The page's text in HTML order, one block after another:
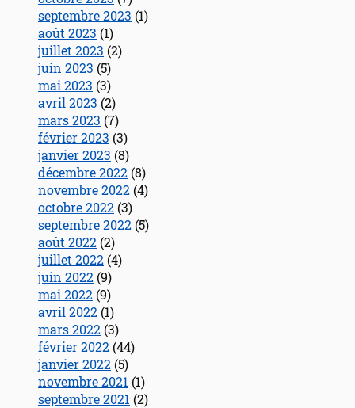
septembre 2023 (1)
août 2023 (1)
juillet 2023 (2)
juin 2023 (5)
mai 2023 (3)
avril 2023 (2)
mars 2023 (7)
février 2023 (3)
janvier 2023 (8)
décembre 2022 (8)
novembre 2022 (4)
octobre 2022 (3)
septembre 2022 (5)
août 2022 (2)
juillet 2022 (4)
juin 2022 (9)
mai 2022 (9)
avril 2022 (1)
mars 2022 (3)
février 2022 (44)
janvier 2022 (5)
novembre 2021 (1)
septembre 2021 (2)